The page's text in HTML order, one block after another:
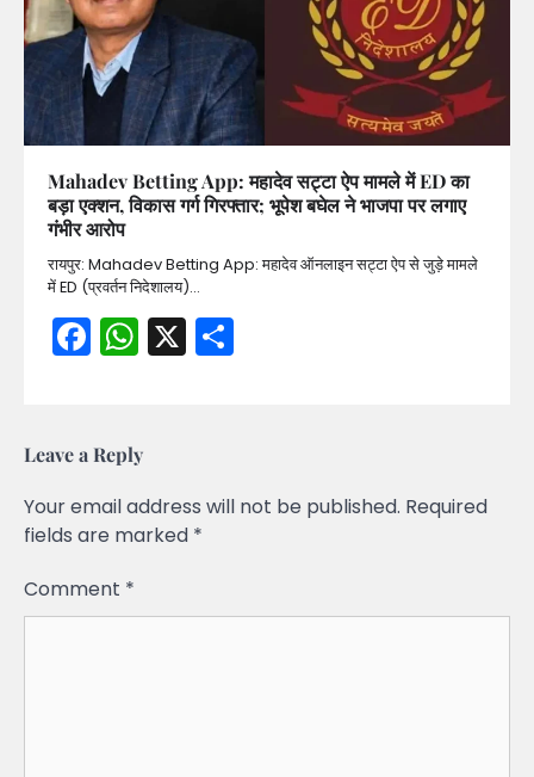
Mahadev Betting App: महादेव सट्टा ऐप मामले में ED का
बड़ा एक्शन, विकास गर्ग गिरफ्तार; भूपेश बघेल ने भाजपा पर लगाए
गंभीर आरोप
रायपुर: Mahadev Betting App: महादेव ऑनलाइन सट्टा ऐप से जुड़े मामले
में ED (प्रवर्तन निदेशालय)…
Facebook
WhatsApp
X
Leave a Reply
Your email address will not be published. Required
fields are marked *
Comment *